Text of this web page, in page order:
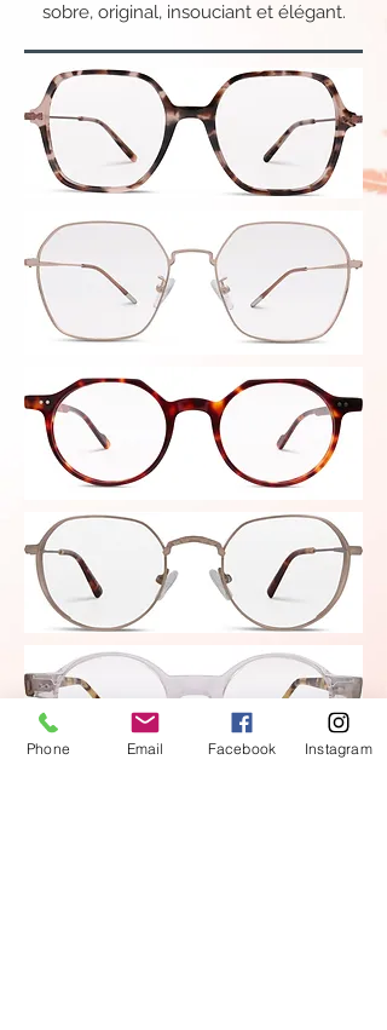
sobre, original, insouciant et élégant.
Phone Email Facebook Instagram